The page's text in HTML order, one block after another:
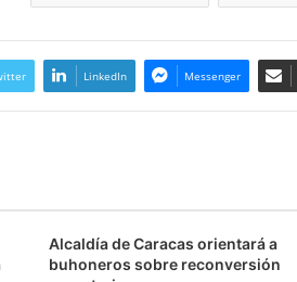
LinkedIn Messenger
Alcaldía de Caracas orientará a
buhoneros sobre reconversión